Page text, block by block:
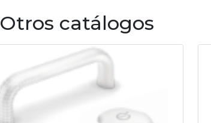
Otros catálogos